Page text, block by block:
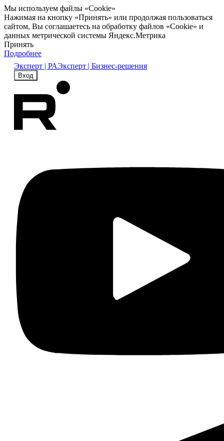
Мы используем файлы «Cookie»
Нажимая на кнопку «Принять» или продолжая пользоваться
сайтом, Вы соглашаетесь на обработку файлов «Cookie» и
данных метрической системы Яндекс.Метрика
Принять
Подробнее
Эксперт | РАЭксперт | Бизнес-решения
Вход